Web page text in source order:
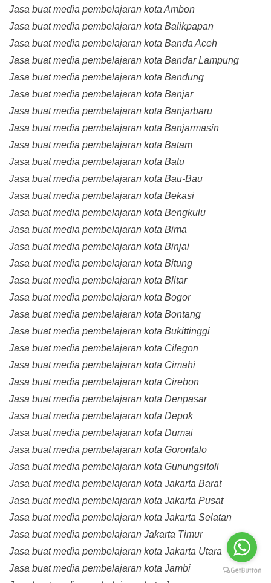
Jasa buat media pembelajaran kota Ambon
Jasa buat media pembelajaran kota Balikpapan
Jasa buat media pembelajaran kota Banda Aceh
Jasa buat media pembelajaran kota Bandar Lampung
Jasa buat media pembelajaran kota Bandung
Jasa buat media pembelajaran kota Banjar
Jasa buat media pembelajaran kota Banjarbaru
Jasa buat media pembelajaran kota Banjarmasin
Jasa buat media pembelajaran kota Batam
Jasa buat media pembelajaran kota Batu
Jasa buat media pembelajaran kota Bau-Bau
Jasa buat media pembelajaran kota Bekasi
Jasa buat media pembelajaran kota Bengkulu
Jasa buat media pembelajaran kota Bima
Jasa buat media pembelajaran kota Binjai
Jasa buat media pembelajaran kota Bitung
Jasa buat media pembelajaran kota Blitar
Jasa buat media pembelajaran kota Bogor
Jasa buat media pembelajaran kota Bontang
Jasa buat media pembelajaran kota Bukittinggi
Jasa buat media pembelajaran kota Cilegon
Jasa buat media pembelajaran kota Cimahi
Jasa buat media pembelajaran kota Cirebon
Jasa buat media pembelajaran kota Denpasar
Jasa buat media pembelajaran kota Depok
Jasa buat media pembelajaran kota Dumai
Jasa buat media pembelajaran kota Gorontalo
Jasa buat media pembelajaran kota Gunungsitoli
Jasa buat media pembelajaran kota Jakarta Barat
Jasa buat media pembelajaran kota Jakarta Pusat
Jasa buat media pembelajaran kota Jakarta Selatan
Jasa buat media pembelajaran Jakarta Timur
Jasa buat media pembelajaran kota Jakarta Utara
Jasa buat media pembelajaran kota Jambi